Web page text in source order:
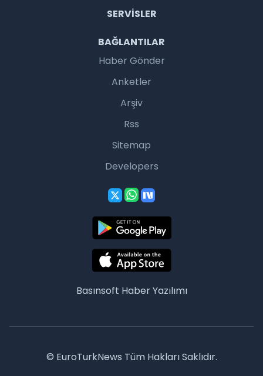
SERVISLER
BAĞLANTILAR
Haber Gönder
Anketler
Arşiv
Rss
Sitemap
Developers
Basınsoft Haber Yazılımı
© EuroTurkNews Tüm Hakları Saklıdır.